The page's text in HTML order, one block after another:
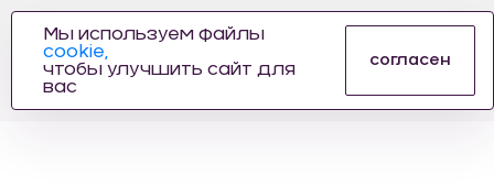
АВТОЗАПЧАСТЕЙ
Мы используем файлы
cookie,
чтобы улучшить сайт для
вас
согласен